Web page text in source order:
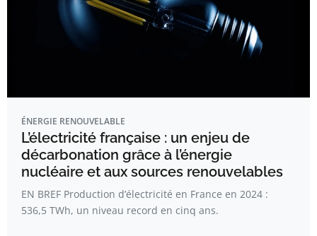
ÉNERGIE RENOUVELABLE
L’électricité française : un enjeu de
décarbonation grâce à l’énergie
nucléaire et aux sources renouvelables
EN BREF Production d’électricité en France en 2024 :
536,5 TWh, un niveau record en cinq ans.